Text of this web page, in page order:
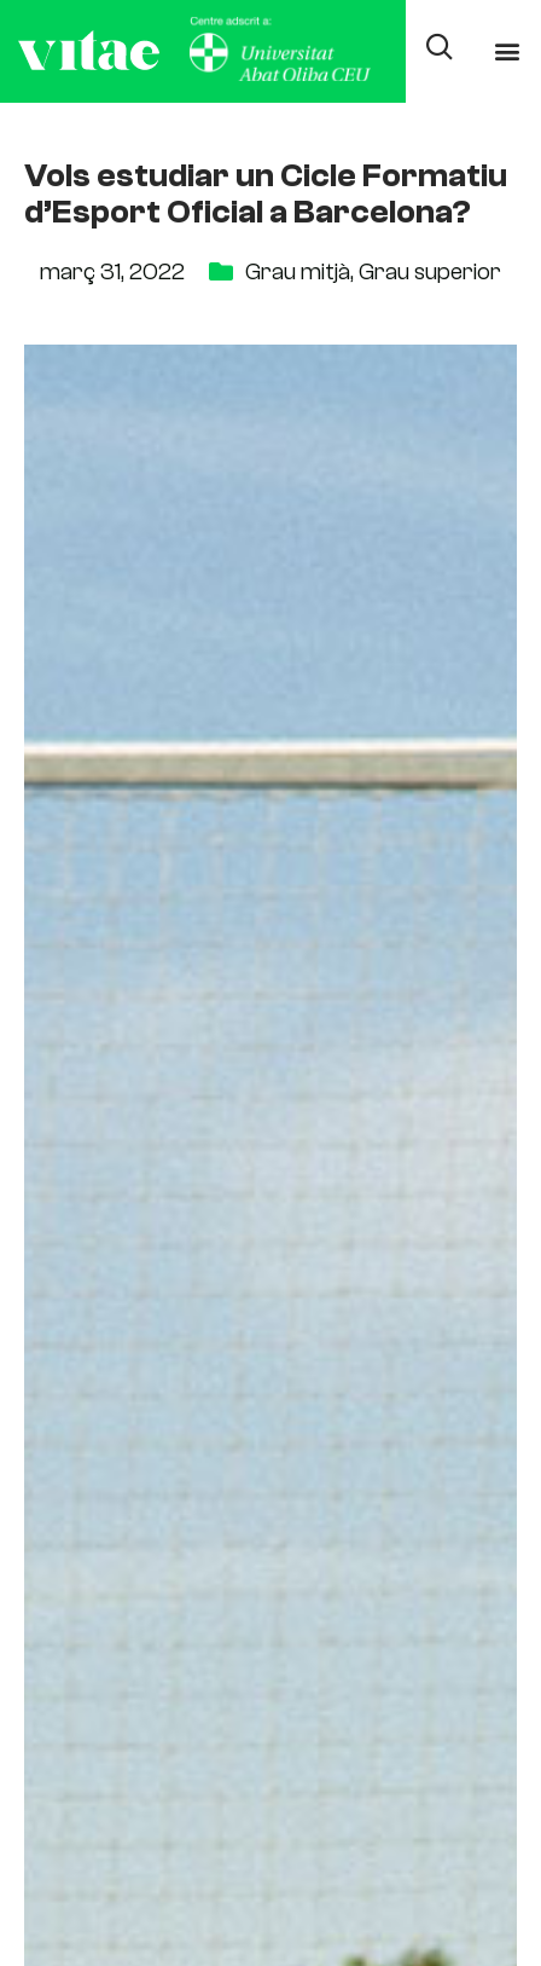
Vols estudiar un Cicle Formatiu
d’Esport Oficial a Barcelona?
març 31, 2022 Grau mitjà,Grau superior